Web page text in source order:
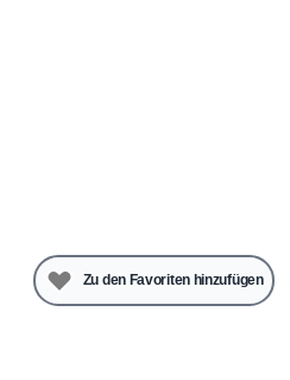
Zu den Favoriten hinzufügen